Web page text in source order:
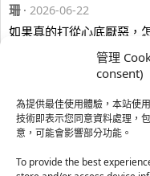
管理
consent)
為提供最佳使用體驗，本站使
技術即表示您同意資料處理，
意，可能會影響部分功能。
To provide the best
珊· 2026-06-22
如果真的打從心底厭惡，
熱帶魚·2026-06-22
之前看到網路上有人說灰
真…